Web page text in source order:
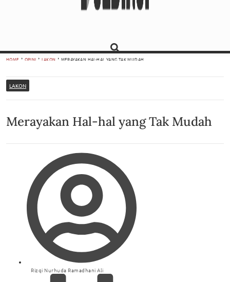
HOME OPINI LAKON MERAYAKAN HAL-HAL YANG TAK MUDAH
LAKON
Merayakan Hal-hal yang Tak Mudah
Rizqi Nurhuda Ramadhani Ali